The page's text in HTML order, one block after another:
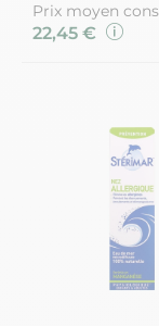
Prix moyen
22,45 €